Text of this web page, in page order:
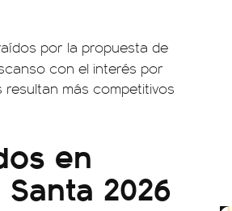
por la propuesta de
con el interés por
más competitivos
en
2026